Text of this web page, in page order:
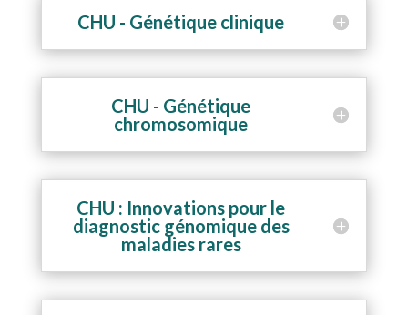
CHU - Génétique clinique
CHU - Génétique
chromosomique
CHU : Innovations pour le
diagnostic génomique des
maladies rares